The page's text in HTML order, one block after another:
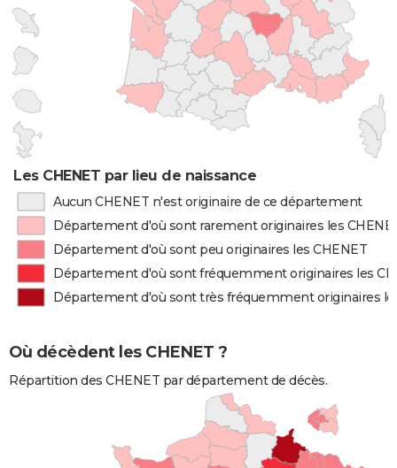
Les CHENET par lieu de naissance
Aucun CHENET n'est originaire de ce département
Département d'où sont rarement originaires les
Département d'où sont peu originaires les CHENET
Département d'où sont fréquemment originaires les
Département d'où sont très fréquemment originaires
Où décèdent les CHENET ?
Répartition des CHENET par département de décès.